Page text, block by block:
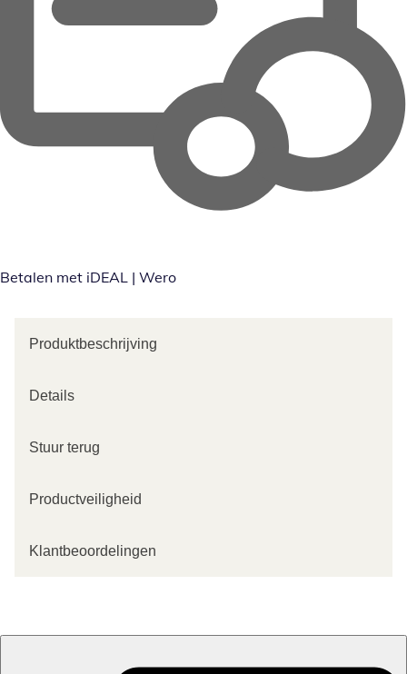
Betalen met iDEAL | Wero
Produktbeschrijving
Details
Stuur terug
Productveiligheid
Klantbeoordelingen